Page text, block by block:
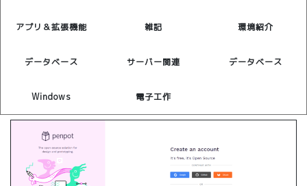
アプリ＆拡張機能 雑記 環境紹介
データベース サーバー関連 データベース
Windows 電子工作